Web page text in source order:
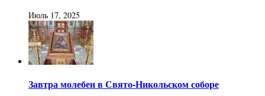
Июль 17, 2025
Завтра молебен в Свято-Никольском соборе